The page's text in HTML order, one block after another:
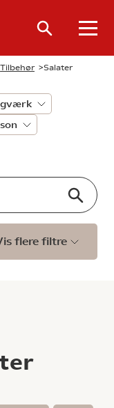
Tilbehør >Salater
flere filtre